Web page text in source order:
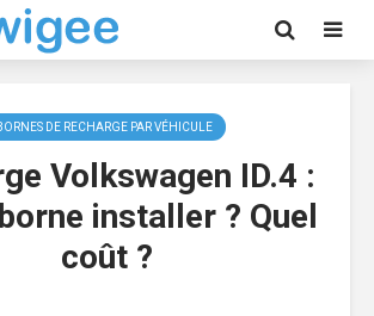
DE RECHARGE PAR VÉHICULE
Volkswagen ID.4 :
installer ? Quel
coût ?